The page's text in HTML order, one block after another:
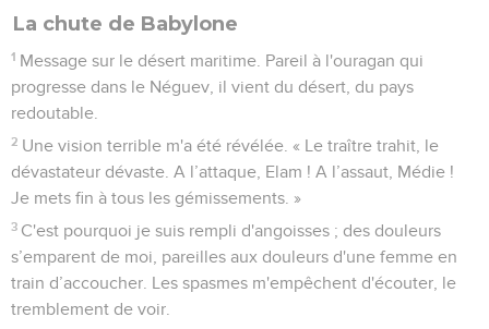
compté aussi précisément que les années d'un travailleur
salarié, et toute la gloire de Kédar aura disparu.
17 Il ne restera qu'un petit nombre d’archers parmi les
guerriers de Kédar. » C’est l'Eternel, le Dieu d'Israël, qui
l’annonce.
Esaïe 22
Seuls les Évangiles sont disponibles en vidéo pour le moment.
Avertissement à Jérusalem